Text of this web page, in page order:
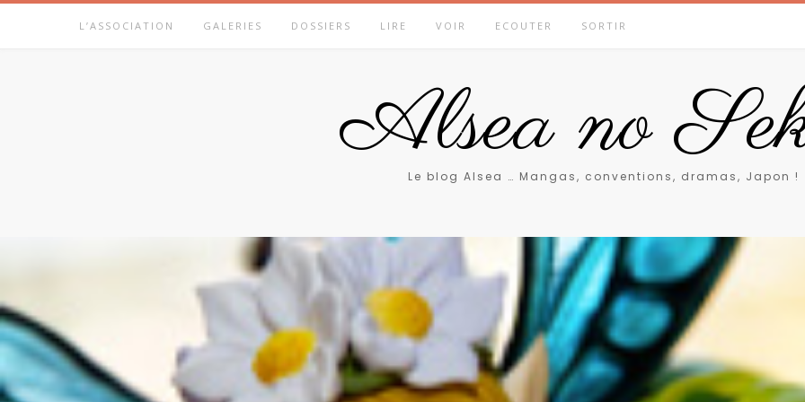
Skip
L’ASSOCIATION GALERIES DOSSIERS LIRE VOIR ECOUTER SORTIR
Alsea no
Le blog Alsea … Mangas, conventions, dramas, Japon !